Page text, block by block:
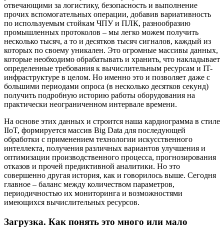
отвечающими за логистику, безопасность и выполнение
прочих вспомогательных операции, добавив вариативность
по используемым стойкам ЧПУ и ПЛК, разнообразию
промышленных протоколов – мы легко можем получить
несколько тысяч, а то и десятков тысяч сигналов, каждый из
которых по своему уникален. Это огромные массивы данных,
которые необходимо обрабатывать и хранить, что накладывает
определенные требования к вычислительным ресурсам и IT-
инфраструктуре в целом. Но именно это и позволяет даже с
большими периодами опроса (в несколько десятков секунд)
получить подробную историю работы оборудования на
практически неограниченном интервале времени.
На основе этих данных и строится наша кардиограмма в стиле
IIoT, формируется массив Big Data для последующей
обработки с применением технологии искусственного
интеллекта, получения различных вариантов улучшения и
оптимизации производственного процесса, прогнозирования
отказов и прочей предиктивной аналитики. Но это
совершенно другая история, как и говорилось выше. Сегодня
главное – баланс между количеством параметров,
периодичностью их мониторинга и возможностями
имеющихся вычислительных ресурсов.
Загрузка. Как понять это много или мало